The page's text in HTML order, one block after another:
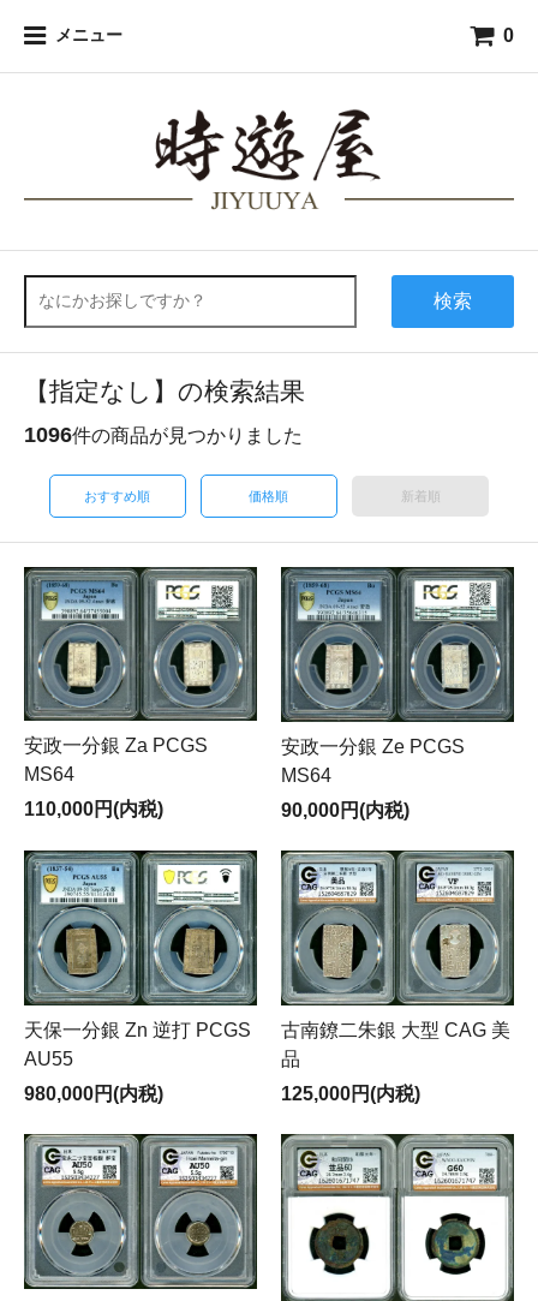
メニュー 0
検索
【指定なし】の検索結果
1096件の商品が見つかりました
おすすめ順 価格順 新着順
安政一分銀 Za PCGS
MS64
110,000円(内税)
安政一分銀 Ze PCGS
MS64
90,000円(内税)
天保一分銀 Zn 逆打 PCGS
AU55
980,000円(内税)
古南鐐二朱銀 大型 CAG 美
品
125,000円(内税)